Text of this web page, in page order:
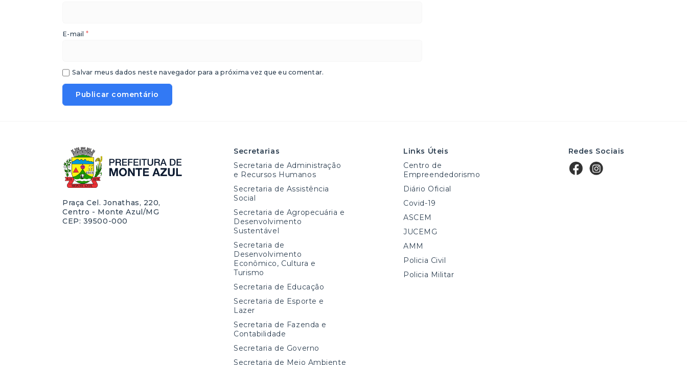
E-mail *
Salvar meus dados neste navegador para a próxima vez que eu comentar.
Praça Cel. Jonathas, 220,
Centro - Monte Azul/MG
CEP: 39500-000
Secretarias
Secretaria de Administração
e Recursos Humanos
Secretaria de Assistência
Social
Secretaria de Agropecuária e
Desenvolvimento
Sustentável
Secretaria de
Desenvolvimento
Econômico, Cultura e
Turismo
Secretaria de Educação
Secretaria de Esporte e
Lazer
Secretaria de Fazenda e
Contabilidade
Secretaria de Governo
Secretaria de Meio Ambiente
Links Úteis
Centro de
Empreendedorismo
Diário Oficial
Covid-19
ASCEM
JUCEMG
AMM
Policia Civil
Policia Militar
Redes Sociais